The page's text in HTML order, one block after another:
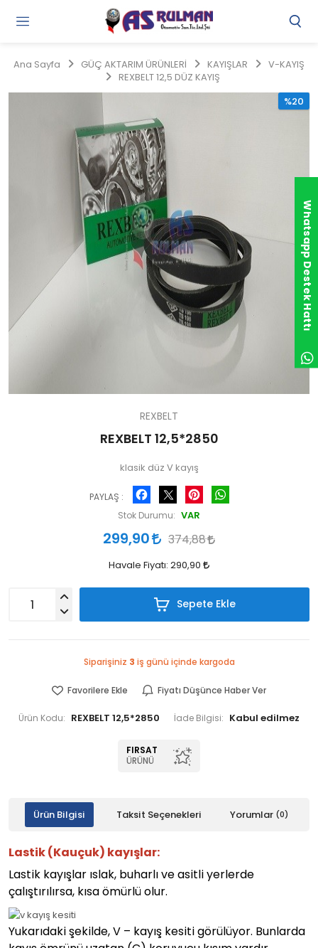
Ana Sayfa GÜÇ AKTARIM ÜRÜNLERİ KAYIŞLAR
V-KAYIŞ
REXBELT 12,5 DÜZ KAYIŞ
%20
REXBELT
REXBELT 12,5*2850
klasik düz V kayış
PAYLAŞ :
Facebook Pinterest
Stok Durumu: VAR
299,90 374,88
Havale Fiyatı: 290,90
Sepete Ekle
Siparişiniz 3 iş günü içinde kargoda
Favorilere Ekle Fiyatı Düşünce Haber Ver
Ürün Kodu: REXBELT 12,5*2850 İade Bilgisi:
FIRSAT
ÜRÜNÜ
Ürün Bilgisi Taksit Seçenekleri Yorumlar (0)
Lastik (Kauçuk) kayışlar:
Lastik kayışlar ıslak, buharlı ve asitli yerlerde
çalıştırılırsa, kısa ömürlü olur.
Yukarıdaki şekilde, V – kayış kesiti görülüyor. Bunlarda
Whatsapp Destek Hattı